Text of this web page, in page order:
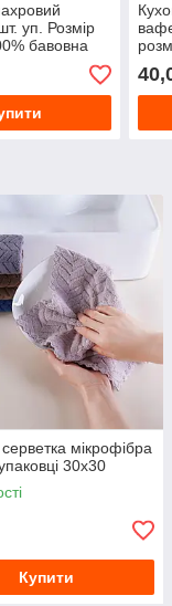
уп. Розмір
бавовна
мікрофібра
30х30
Купити